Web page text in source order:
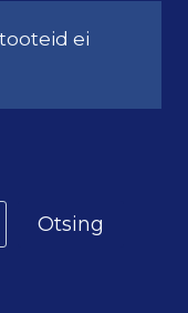
ei
Otsing